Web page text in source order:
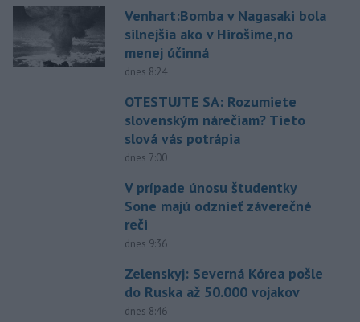
Venhart:Bomba v Nagasaki bola
silnejšia ako v Hirošime,no
menej účinná
dnes 8:24
OTESTUJTE SA: Rozumiete
slovenským nárečiam? Tieto
slová vás potrápia
dnes 7:00
V prípade únosu študentky
Sone majú odznieť záverečné
reči
dnes 9:36
Zelenskyj: Severná Kórea pošle
do Ruska až 50.000 vojakov
dnes 8:46